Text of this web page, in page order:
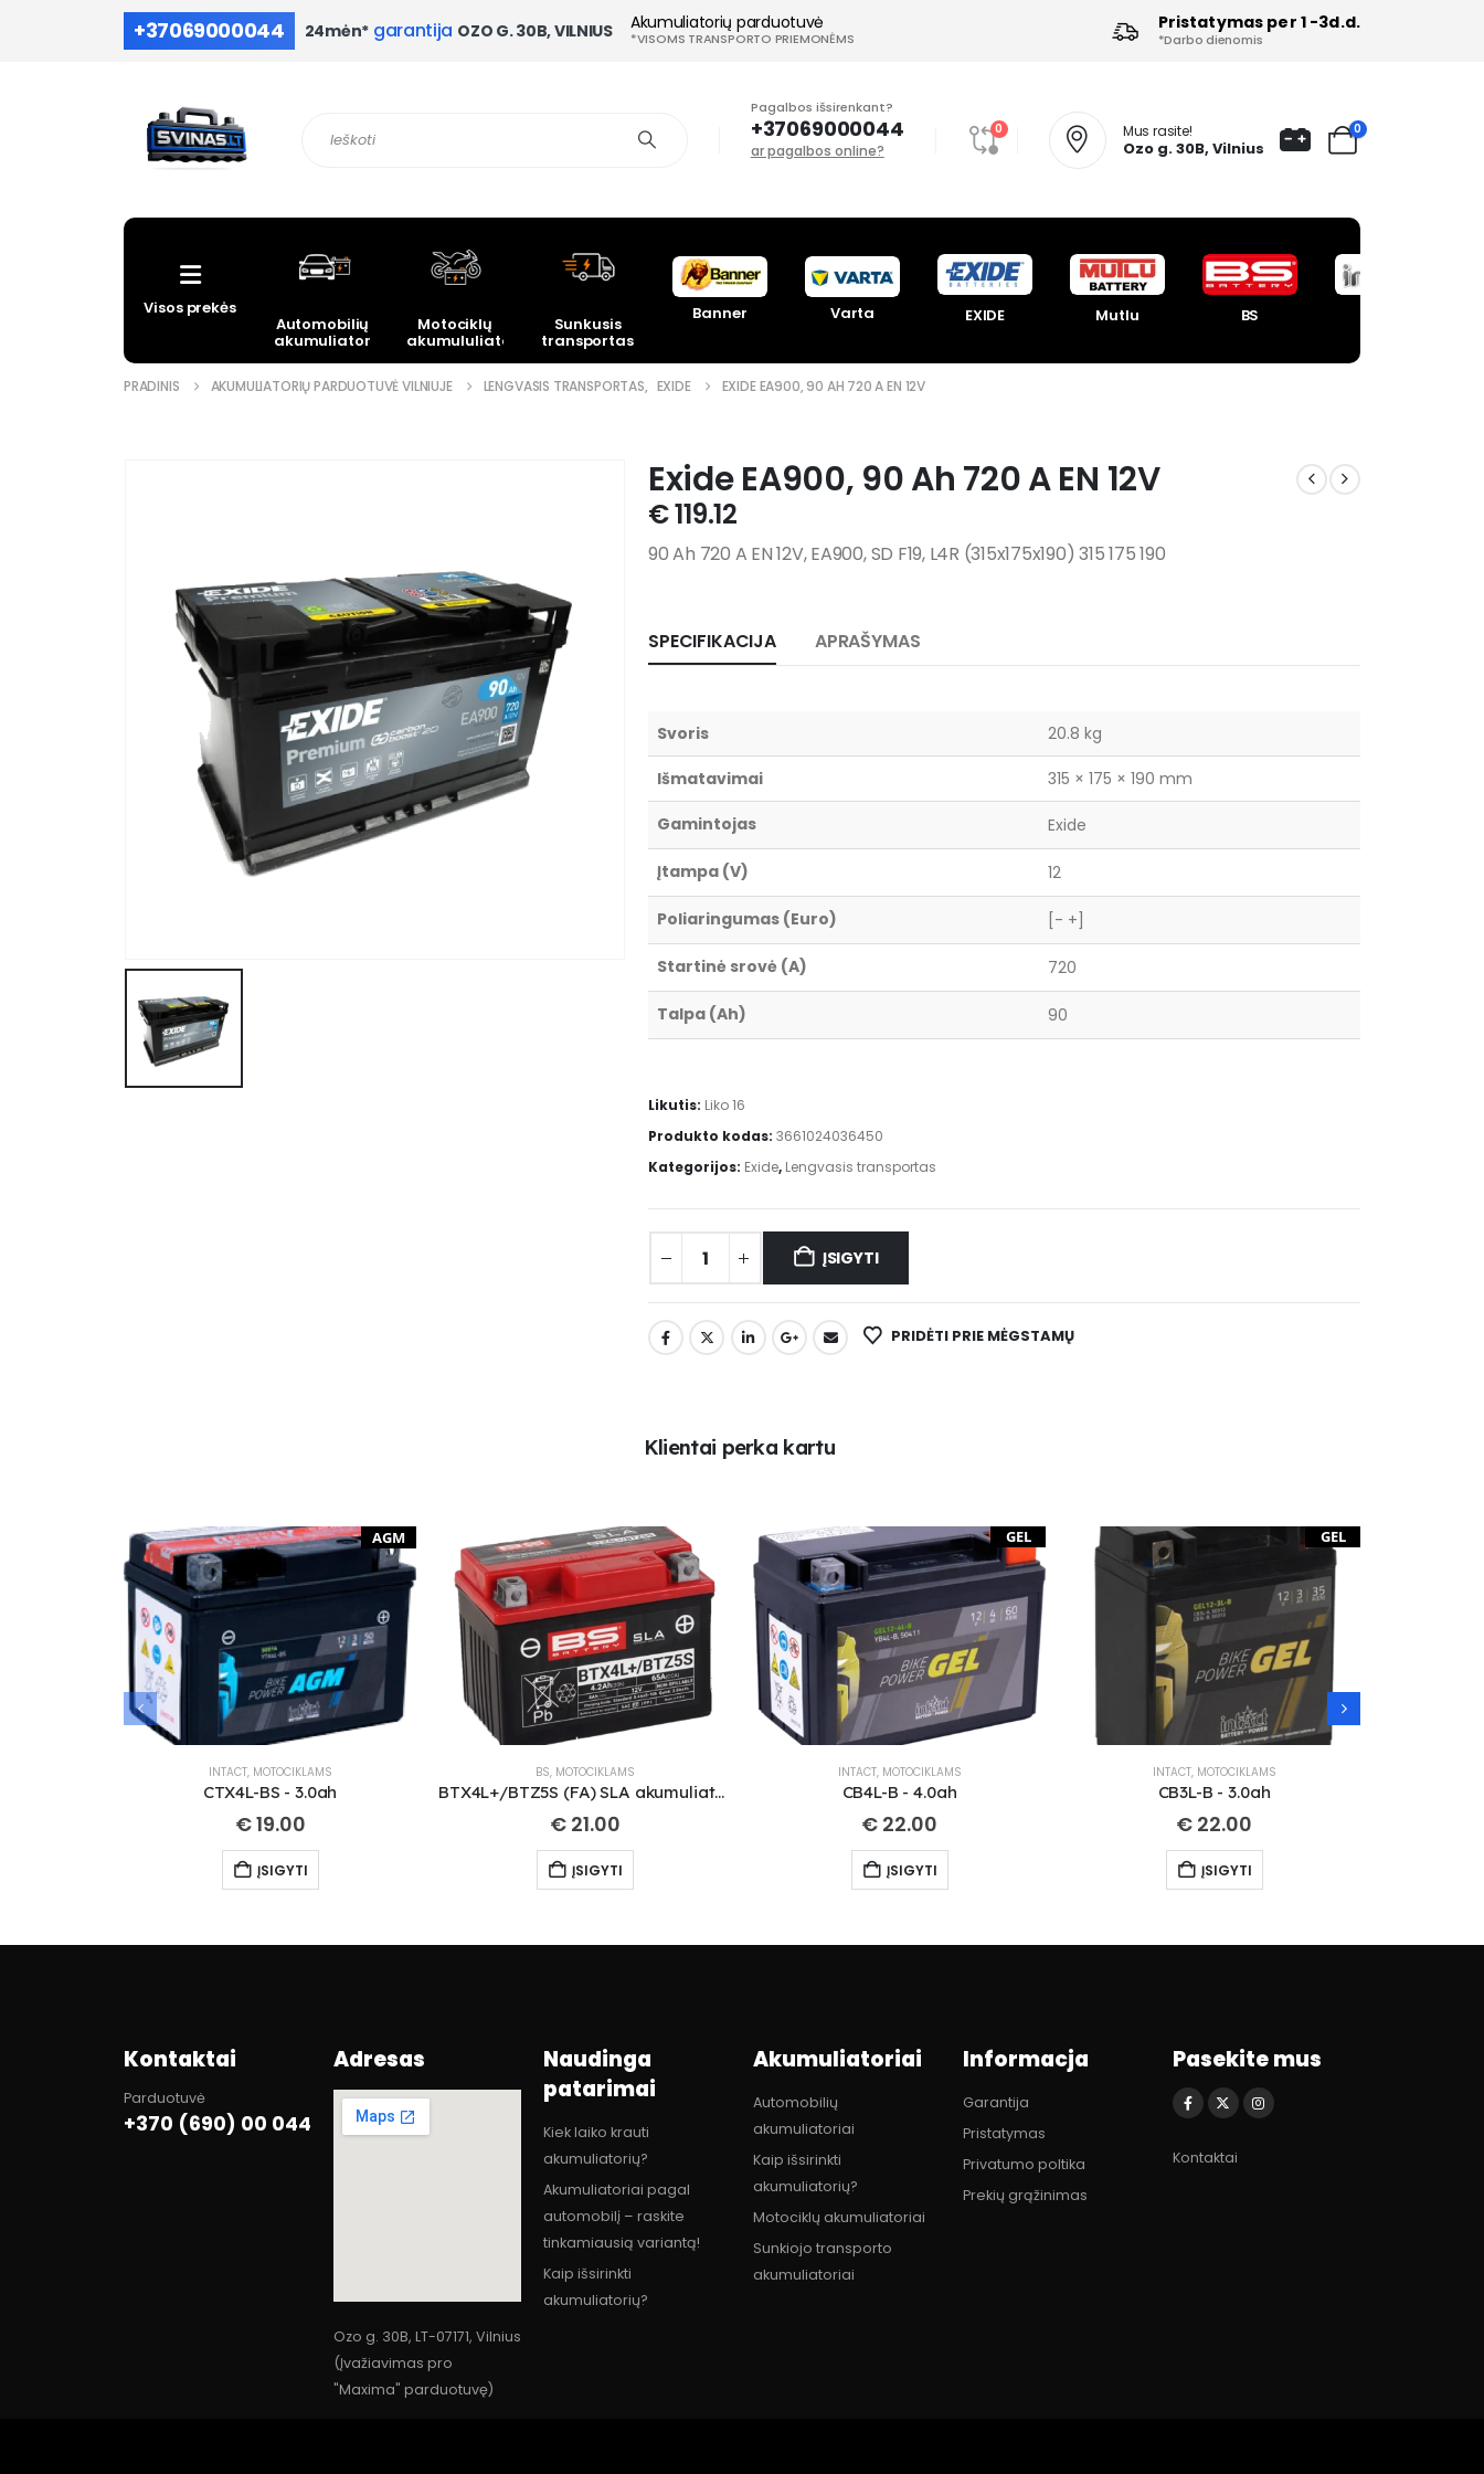
+37069000044 24mėn* garantija OZO G. 30B, VILNIUS Akumuliatorių parduotuvė
*VISOMS TRANSPORTO PRIEMONĖMS
Pristatymas per 1 -3d.d.
*Darbo dienomis
Pagalbos išsirenkant?
+37069000044
ar pagalbos online?
0 Mus rasite!
Ozo g. 30B, Vilnius
0
Visos prekės
Automobilių
akumuliatoriai
Motociklų
akumululiatoriai
Sunkusis
transportas
Banner Varta EXIDE Mutlu BS
PRADINIS AKUMULIATORIŲ PARDUOTUVĖ VILNIUJE LENGVASIS TRANSPORTAS, EXIDE EXIDE EA900, 90 AH 720 A EN 12V
Exide EA900, 90 Ah 720 A EN 12V
€119.12
90 Ah 720 A EN 12V, EA900, SD F19, L4R (315x175x190) 315 175 190
SPECIFIKACIJA APRAŠYMAS
Svoris 20.8 kg
Išmatavimai 315 × 175 × 190 mm
Gamintojas Exide
Įtampa (V) 12
Poliaringumas (Euro) [- +]
Startinė srovė (A) 720
Talpa (Ah) 90
Likutis: Liko 16
Produkto kodas: 3661024036450
Kategorijos: Exide, Lengvasis transportas
ĮSIGYTI
PRIDĖTI PRIE MĖGSTAMŲ
Klientai perka kartu
AGM
INTACT, MOTOCIKLAMS
CTX4L-BS - 3.0ah
€19.00
ĮSIGYTI
BS, MOTOCIKLAMS
BTX4L+/BTZ5S (FA) SLA akumuliatorius
€21.00
ĮSIGYTI
GEL
INTACT, MOTOCIKLAMS
CB4L-B - 4.0ah
€ 22.00
ĮSIGYTI
GEL
INTACT, MOTOCIKLAMS
CB3L-B - 3.0ah
€ 22.00
ĮSIGYTI
Kontaktai
Parduotuvė
+370 (690) 00 044
Adresas
Ozo g. 30B, LT-07171, Vilnius
(Įvažiavimas pro
"Maxima" parduotuvę)
Naudinga
patarimai
Kiek laiko krauti
akumuliatorių?
Akumuliatoriai pagal
automobilį – raskite
tinkamiausią variantą!
Kaip išsirinkti
akumuliatorių?
Akumuliatoriai
Automobilių
akumuliatoriai
Kaip išsirinkti
akumuliatorių?
Motociklų akumuliatoriai
Sunkiojo transporto
akumuliatoriai
Informacja
Garantija
Pristatymas
Privatumo poltika
Prekių grąžinimas
Pasekite mus
Kontaktai